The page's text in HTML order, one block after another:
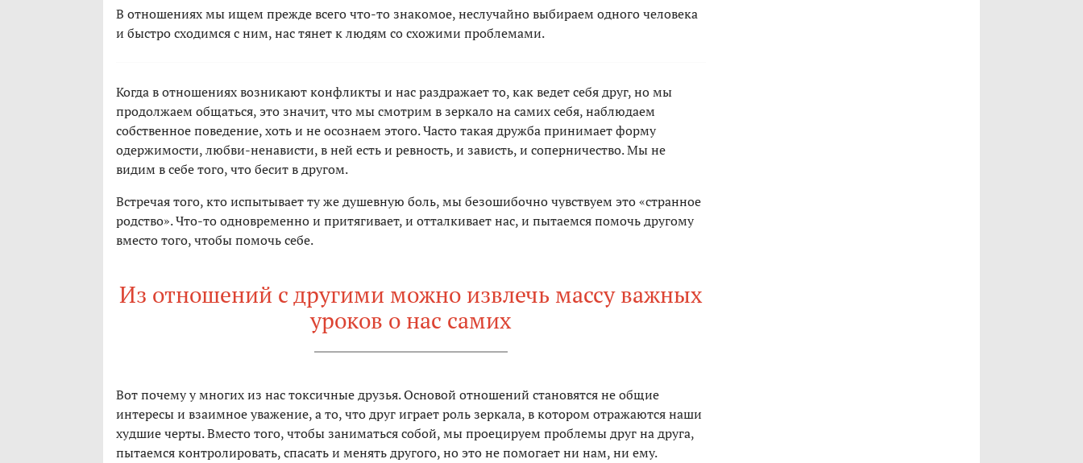
В отношениях мы ищем прежде всего что-то знакомое, неслучайно выбираем одного человека
и быстро сходимся с ним, нас тянет к людям со схожими проблемами.
Когда в отношениях возникают конфликты и нас раздражает то, как ведет себя друг, но мы
продолжаем общаться, это значит, что мы смотрим в зеркало на самих себя, наблюдаем
собственное поведение, хоть и не осознаем этого. Часто такая дружба принимает форму
одержимости, любви-ненависти, в ней есть и ревность, и зависть, и соперничество. Мы не
видим в себе того, что бесит в другом.
Встречая того, кто испытывает ту же душевную боль, мы безошибочно чувствуем это «странное
родство». Что-то одновременно и притягивает, и отталкивает нас, и пытаемся помочь другому
вместо того, чтобы помочь себе.
Из отношений с другими можно извлечь массу важных
уроков о нас самих
Вот почему у многих из нас токсичные друзья. Основой отношений становятся не общие
интересы и взаимное уважение, а то, что друг играет роль зеркала, в котором отражаются наши
худшие черты. Вместо того, чтобы заниматься собой, мы проецируем проблемы друг на друга,
пытаемся контролировать, спасать и менять другого, но это не помогает ни нам, ни ему.